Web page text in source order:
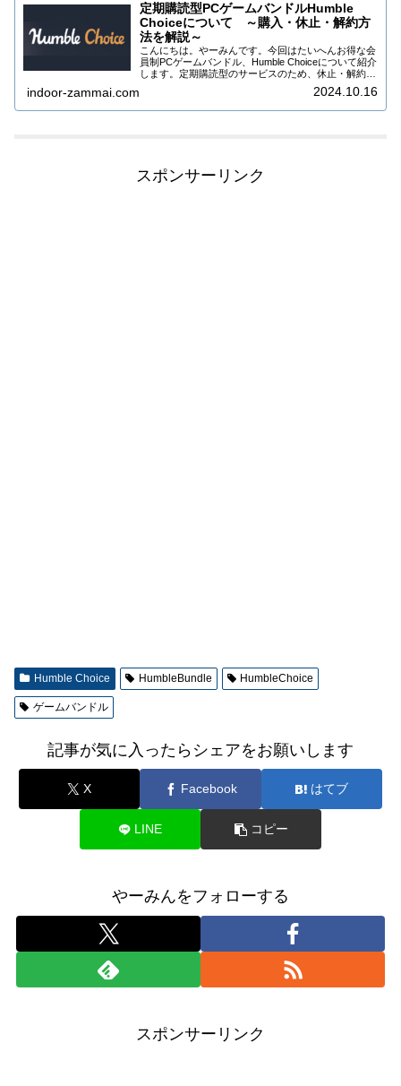
定期購読型PCゲームバンドルHumble
Choiceについて ～購入・休止・解約方
法を解説～
こんにちは。やーみんです。今回はたいへんお得な会
員制PCゲームバンドル、Humble Choiceについて紹介
します。定期購読型のサービスのため、休止・解約を
しないと毎月自動的にバンドルが届く仕組みになって
いますので、一時休止・解約の方法も...
indoor-zammai.com 2024.10.16
スポンサーリンク
Humble Choice HumbleBundle HumbleChoice
ゲームバンドル
記事が気に入ったらシェアをお願いします
X Facebook はてブ
LINE コピー
やーみんをフォローする
スポンサーリンク